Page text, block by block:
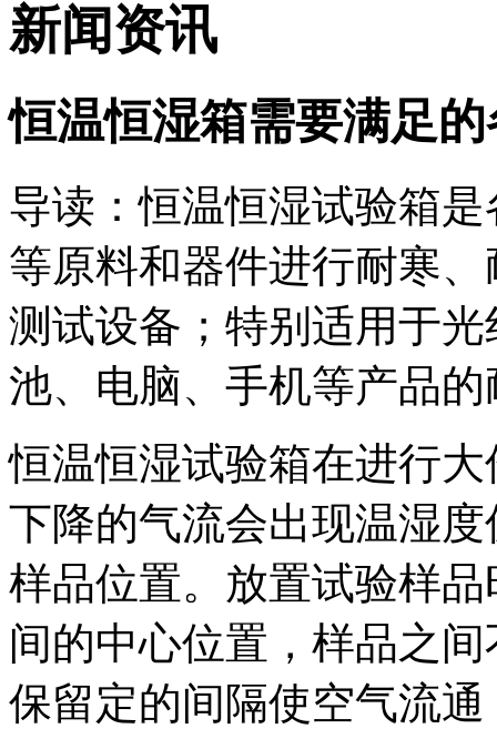
新闻资讯
恒温恒湿箱需要满足
导读：恒温恒湿试验箱
等原料和器件进行耐寒
测试设备；特别适用于
池、电脑、手机等产品
恒温恒湿试验箱在进行
下降的气流会出现温湿
样品位置。放置试验样
间的中心位置，样品之
保留定的间隔使空气流